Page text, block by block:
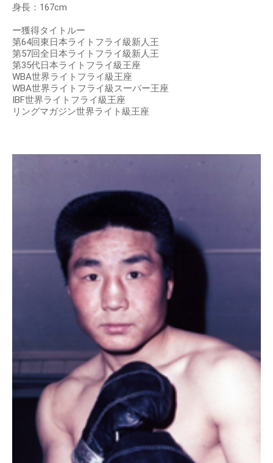
身長：167cm
ー獲得タイトルー
第64回東日本ライトフライ級新人王
第57回全日本ライトフライ級新人王
第35代日本ライトフライ級王座
WBA世界ライトフライ級王座
WBA世界ライトフライ級スーパー王座
IBF世界ライトフライ級王座
リングマガジン世界ライト級王座